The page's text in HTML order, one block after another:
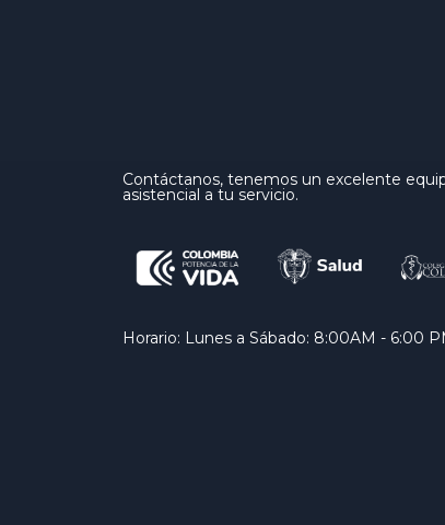
Contáctanos, tenemos un excelente
asistencial a tu servicio.
Horario: Lunes a Sábado: 8:00AM - 6:00